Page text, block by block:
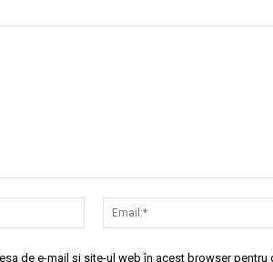
Nume:*
de e-mail și site-ul web în acest browser pentru